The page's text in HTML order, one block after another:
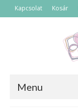
Kapcsolat Kosár
Menu